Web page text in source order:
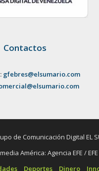
Contactos
gfebres@elsumario.com
Comunicación Digital EL
América: Agencia EFE /
Deportes Dinero